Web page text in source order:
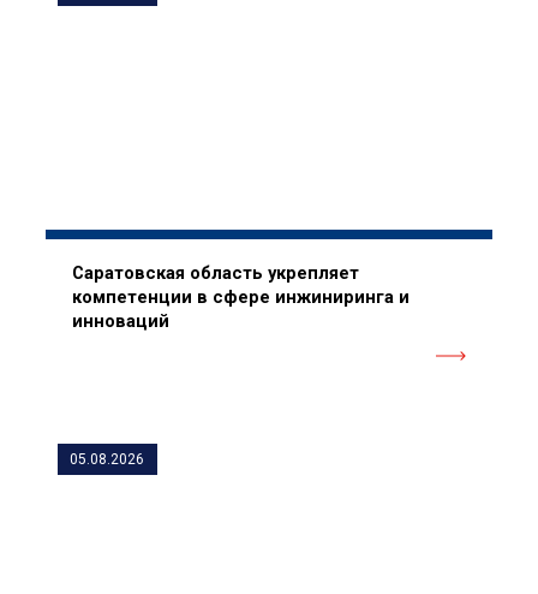
Саратовская область укрепляет
компетенции в сфере инжиниринга и
инноваций
05.08.2026